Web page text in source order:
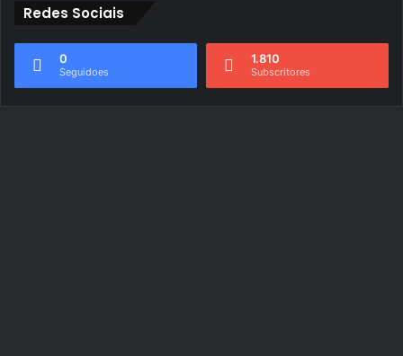
Redes Sociais
0
Seguidoes
1.810
Subscritores